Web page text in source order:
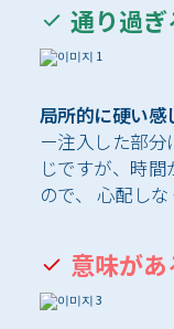
通り過
局所的に硬い感
ー注入した部
じですが、時
ので、 心配しな
意味が